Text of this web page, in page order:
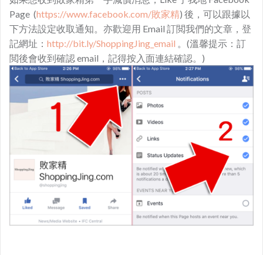
Page (https://www.facebook.com/敗家精) 後，可以跟據以
下方法設定收取通知。亦歡迎用 Email 訂閲我們的文章，登
記網址： http://bit.ly/ShoppingJing_email 。(溫馨提示：訂
閲後會收到確認 email，記得按入面連結確認。)